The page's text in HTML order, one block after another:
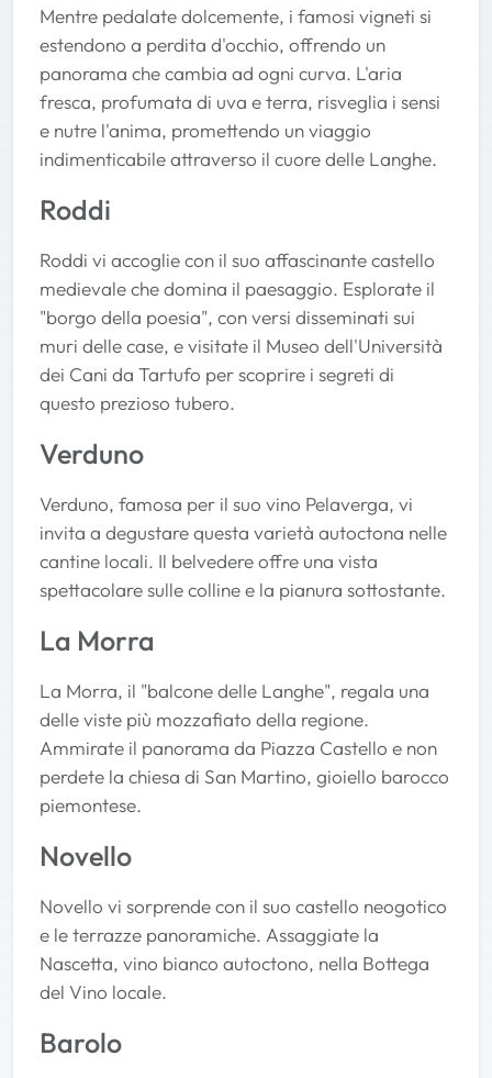
Mentre pedalate dolcemente, i famosi vigneti si
estendono a perdita d'occhio, offrendo un
panorama che cambia ad ogni curva. L'aria
fresca, profumata di uva e terra, risveglia i sensi
e nutre l'anima, promettendo un viaggio
indimenticabile attraverso il cuore delle Langhe.
Roddi
Roddi vi accoglie con il suo affascinante castello
medievale che domina il paesaggio. Esplorate il
"borgo della poesia", con versi disseminati sui
muri delle case, e visitate il Museo dell'Università
dei Cani da Tartufo per scoprire i segreti di
questo prezioso tubero.
Verduno
Verduno, famosa per il suo vino Pelaverga, vi
invita a degustare questa varietà autoctona nelle
cantine locali. Il belvedere offre una vista
spettacolare sulle colline e la pianura sottostante.
La Morra
La Morra, il "balcone delle Langhe", regala una
delle viste più mozzafiato della regione.
Ammirate il panorama da Piazza Castello e non
perdete la chiesa di San Martino, gioiello barocco
piemontese.
Novello
Novello vi sorprende con il suo castello neogotico
e le terrazze panoramiche. Assaggiate la
Nascetta, vino bianco autoctono, nella Bottega
del Vino locale.
Barolo